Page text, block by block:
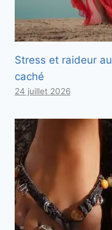
Stress et raideur
caché
24 juillet 2026